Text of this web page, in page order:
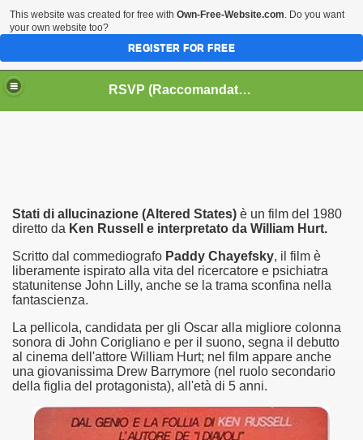
HOME BIOGRAFIE
CINEMA
DATABASE LIBRI
LIBRI
MUSICA
RSVP (Raccomandati Se Vi Piacciono)
Stati di allucinazione (Altered States) è un film del 1980
diretto da Ken Russell e interpretato da William Hurt.
Scritto dal commediografo Paddy Chayefsky, il film è
liberamente ispirato alla vita del ricercatore e psichiatra
statunitense John Lilly, anche se la trama sconfina nella
fantascienza.
La pellicola, candidata per gli Oscar alla migliore colonna
sonora di John Corigliano e per il suono, segna il debutto
al cinema dell'attore William Hurt; nel film appare anche
una giovanissima Drew Barrymore (nel ruolo secondario
della figlia del protagonista), all'età di 5 anni.
non piu esordiente, bensi ampiamente radicato nel
This website was created for free with Own-Free-Website.com. Do you want
your own website too?
REGISTER FOR FREE